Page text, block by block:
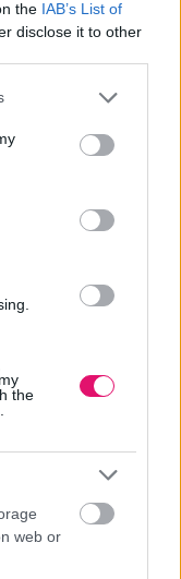
the IAB’s List of
disclose it to other
or more Google
You may click to
party tags to
in below Google
the
web or
(UDG)